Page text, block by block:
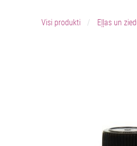
Visi produkti Eļļas un